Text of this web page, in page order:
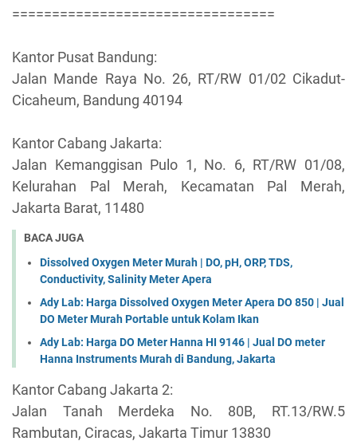
=================================
Kantor Pusat Bandung:
Jalan Mande Raya No. 26, RT/RW 01/02 Cikadut-
Cicaheum, Bandung 40194
Kantor Cabang Jakarta:
Jalan Kemanggisan Pulo 1, No. 6, RT/RW 01/08,
Kelurahan Pal Merah, Kecamatan Pal Merah,
Jakarta Barat, 11480
BACA JUGA
Dissolved Oxygen Meter Murah | DO, pH, ORP, TDS,
Conductivity, Salinity Meter Apera
Ady Lab: Harga Dissolved Oxygen Meter Apera DO 850 | Jual
DO Meter Murah Portable untuk Kolam Ikan
Ady Lab: Harga DO Meter Hanna HI 9146 | Jual DO meter
Hanna Instruments Murah di Bandung, Jakarta
Kantor Cabang Jakarta 2:
Jalan Tanah Merdeka No. 80B, RT.13/RW.5
Rambutan, Ciracas, Jakarta Timur 13830